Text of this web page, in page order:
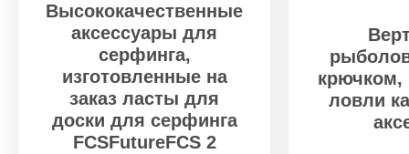
Высококачественные
аксессуары для
серфинга,
изготовленные на
заказ ласты для
доски для серфинга
FCSFutureFCS 2
крючком,
ловли